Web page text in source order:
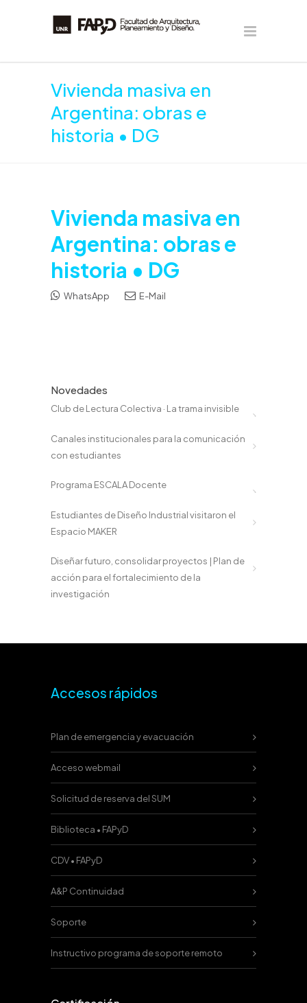
Vivienda masiva en
Argentina: obras e
historia • DG
Vivienda masiva en
Argentina: obras e
historia • DG
WhatsApp E-Mail
Novedades
Club de Lectura Colectiva · La trama invisible
Canales institucionales para la comunicación
con estudiantes
Programa ESCALA Docente
Estudiantes de Diseño Industrial visitaron el
Espacio MAKER
Diseñar futuro, consolidar proyectos | Plan de
acción para el fortalecimiento de la
investigación
Accesos rápidos
Plan de emergencia y evacuación
Acceso webmail
Solicitud de reserva del SUM
Biblioteca • FAPyD
CDV • FAPyD
A&P Continuidad
Soporte
Instructivo programa de soporte remoto